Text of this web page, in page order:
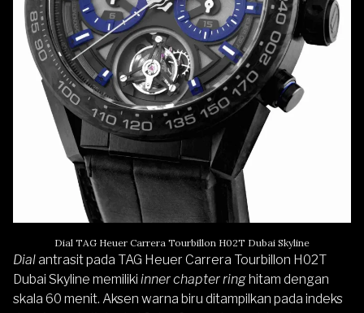
Dial TAG Heuer Carrera Tourbillon H02T Dubai Skyline
Dialantrasit pada TAG Heuer Carrera Tourbillon H02T
Dubai Skyline memiliki inner chapter ringhitam dengan
skala 60 menit. Aksen warna biru ditampilkan pada indeks